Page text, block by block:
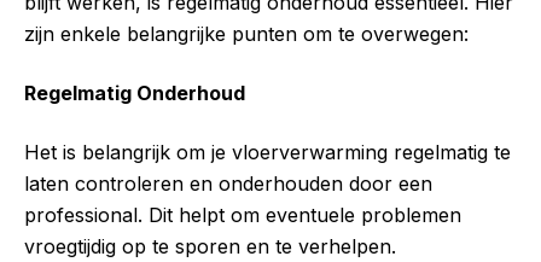
zijn enkele belangrijke punten om te overwegen:
Regelmatig Onderhoud
Het is belangrijk om je vloerverwarming regelmatig te
laten controleren en onderhouden door een
professional. Dit helpt om eventuele problemen
vroegtijdig op te sporen en te verhelpen.